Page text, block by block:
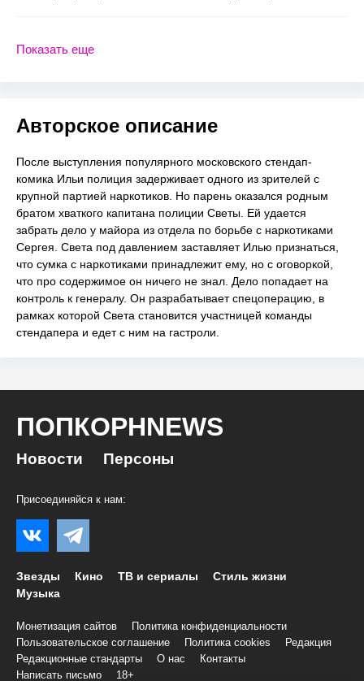
Показать еще
Авторское описание
После выступления популярного московского стендап-
комика Ильи полиция задерживает одного из зрителей с
крупной партией наркотиков. Но парень оказался родным
братом хваткого капитана полиции Светы. Ей удается
забрать дело у майора из отдела по борьбе с наркотиками
Сергея. Света под давлением заставляет Илью признаться,
что сумка с наркотиками принадлежит ему, но с оговоркой,
что про содержимое он ничего не знал. Дело попадает на
контроль к генералу. Он разрабатывает спецоперацию, в
рамках которой Света становится участницей команды
стендапера и едет с ним на гастроли.
ПОПКОРНNEWS
Новости Персоны
Присоединяйся к нам:
Звезды Кино ТВ и сериалы
Стиль жизни
Музыка
Монетизация сайтов
Политика конфиденциальности
Пользовательское соглашение
Политика cookies
Редакция
Редакционные стандарты
О нас
Контакты
Написать письмо
18+